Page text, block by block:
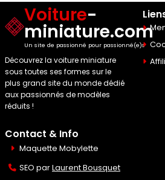
Voiture-
miniature.com
Un site de passionné pour passionné(e)s
Découvrez la voiture miniature
sous toutes ses formes sur le
plus grand site du monde dédié
aux passionnés de modèles
réduits !
Contact & Info
Maquette Mobylette
SEO parLaurent Bousquet